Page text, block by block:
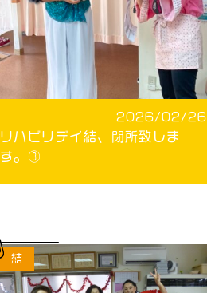
2026/02/26
リハビリデイ結、閉所致しま
す。③
結